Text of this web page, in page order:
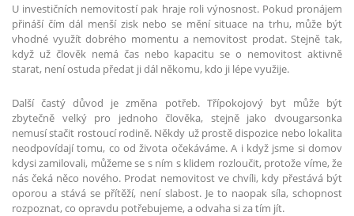
U investičních nemovitostí pak hraje roli výnosnost. Pokud pronájem
přináší čím dál menší zisk nebo se mění situace na trhu, může být
vhodné využít dobrého momentu a nemovitost prodat. Stejně tak,
když už člověk nemá čas nebo kapacitu se o nemovitost aktivně
starat, není ostuda předat ji dál někomu, kdo ji lépe využije.
Další častý důvod je změna potřeb. Třípokojový byt může být
zbytečně velký pro jednoho člověka, stejně jako dvougarsonka
nemusí stačit rostoucí rodině. Někdy už prostě dispozice nebo lokalita
neodpovídají tomu, co od života očekáváme. A i když jsme si domov
kdysi zamilovali, můžeme se s ním s klidem rozloučit, protože víme, že
nás čeká něco nového. Prodat nemovitost ve chvíli, kdy přestává být
oporou a stává se přítěží, není slabost. Je to naopak síla, schopnost
rozpoznat, co opravdu potřebujeme, a odvaha si za tím jít.